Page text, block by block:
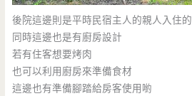
後院這邊則是平時民宿主人的親人入住的
同時這邊也是有廚房設計
若有住客想要烤肉
也可以利用廚房來準備食材
這邊也有準備腳踏給房客使用喲